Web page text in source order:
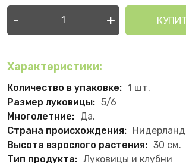
- +
Характеристики:
Количество в упаковке: 1 шт.
Размер луковицы: 5/6
Многолетние: Да.
Страна происхождения:
Высота взрослого растения: 30 см.
Тип продукта: Луковицы и клубни